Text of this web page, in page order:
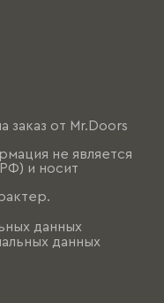
заказ от Mr.Doors
не является
и носит
данных
данных